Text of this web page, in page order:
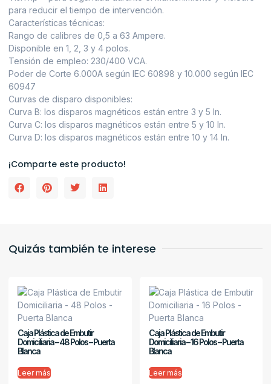
para reducir el tiempo de intervención.
Características técnicas:
Rango de calibres de 0,5 a 63 Ampere.
Disponible en 1, 2, 3 y 4 polos.
Tensión de empleo: 230/400 VCA.
Poder de Corte 6.000A según IEC 60898 y 10.000 según IEC
60947
Curvas de disparo disponibles:
Curva B: los disparos magnéticos están entre 3 y 5 In.
Curva C: los disparos magnéticos están entre 5 y 10 In.
Curva D: los disparos magnéticos están entre 10 y 14 In.
¡Comparte este producto!
Quizás también te interese
Caja Plástica de Embutir
Domiciliaria – 48 Polos – Puerta
Blanca
Leer más
Caja Plástica de Embutir
Domiciliaria – 16 Polos – Puerta
Blanca
Leer más